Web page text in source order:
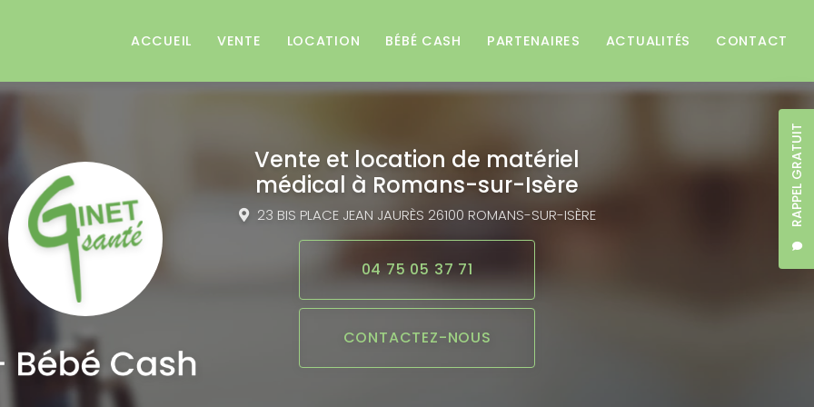
RAPPEL GRATUIT
ACCUEIL VENTE LOCATION BÉBÉ CASH PARTENAIRES ACTUALITÉS CONTACT
Vente et location de matériel
médical à Romans-sur-Isère
23 BIS PLACE JEAN JAURÈS 26100 ROMANS-SUR-ISÈRE
04 75 05 37 71
CONTACTEZ-NOUS